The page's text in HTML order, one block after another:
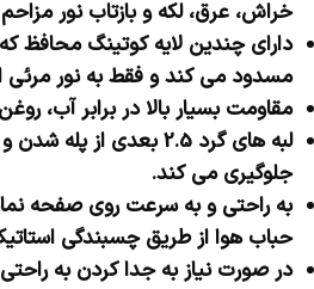
خراش، عرق، لکه و بازتاب نور
دارای چندین لایه کوتینگ محافظ
مسدود می کند و فقط به نور مرئی
مقاومت بسیار بالا در برابر آب،
لبه های گرد 2.5 بعدی از
جلوگیری می کند.
به راحتی و به سرعت روی صفحه
حباب هوا از طریق چسبندگی
در صورت نیاز به جدا کردن به